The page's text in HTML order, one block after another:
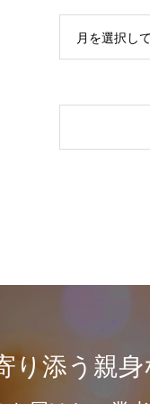
月を選択し
り添う親身